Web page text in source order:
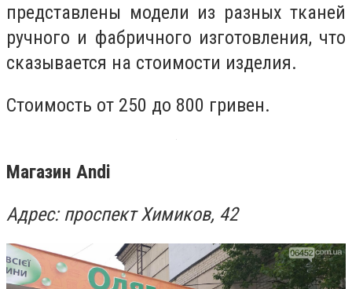
представлены модели из разных тканей
ручного и фабричного изготовления, что
сказывается на стоимости изделия.
Стоимость от 250 до 800 гривен.
Магазин Аndi
Адрес: проспект Химиков, 42